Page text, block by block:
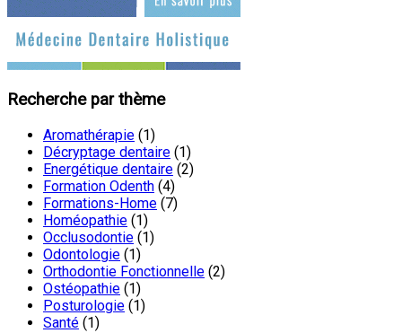
Recherche par thème
Aromathérapie (1)
Décryptage dentaire (1)
Energétique dentaire (2)
Formation Odenth (4)
Formations-Home (7)
Homéopathie (1)
Occlusodontie (1)
Odontologie (1)
Orthodontie Fonctionnelle (2)
Ostéopathie (1)
Posturologie (1)
Santé (1)